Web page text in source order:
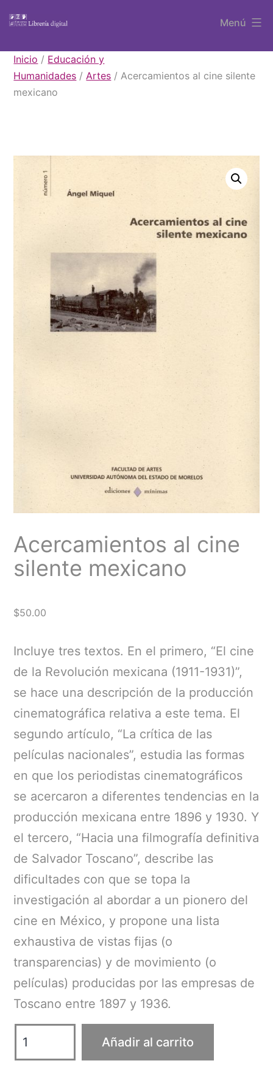
contenido
Libros
UAEM
Menú
Inicio / Educación y
Humanidades /Artes / Acercamientos al cine silente
mexicano
Acercamientos al cine
silente mexicano
$50.00
Incluye tres textos. En el primero, “El cine
de la Revolución mexicana (1911-1931)”,
se hace una descripción de la producción
cinematográfica relativa a este tema. El
segundo artículo, “La crítica de las
películas nacionales”, estudia las formas
en que los periodistas cinematográficos
se acercaron a diferentes tendencias en la
producción mexicana entre 1896 y 1930. Y
el tercero, “Hacia una filmografía definitiva
de Salvador Toscano”, describe las
dificultades con que se topa la
investigación al abordar a un pionero del
cine en México, y propone una lista
exhaustiva de vistas fijas (o
transparencias) y de movimiento (o
películas) producidas por las empresas de
Toscano entre 1897 y 1936.
Añadir al carrito